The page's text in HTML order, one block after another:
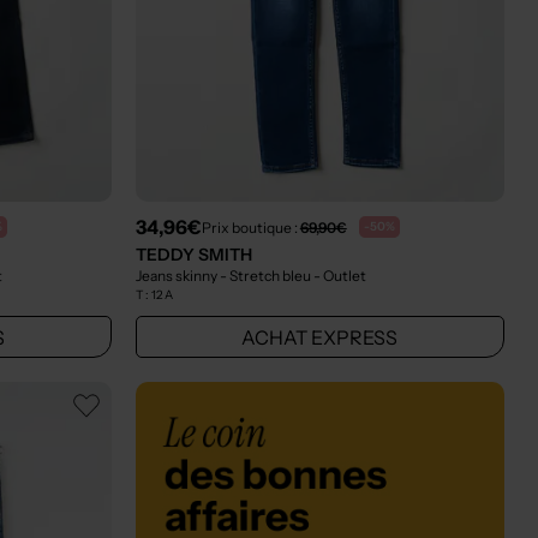
34,96€Prix boutique : 69,90€ -50%
TEDDY SMITH
Jeans skinny - Stretch bleu - Outlet
T : 12 A
ACHAT EXPRESS